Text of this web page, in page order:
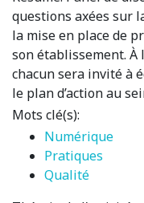
questions axées sur
la mise en place de
son établissement. À
chacun sera invité à
le plan d’action au
Mots clé(s):
Numérique
Pratiques
Qualité